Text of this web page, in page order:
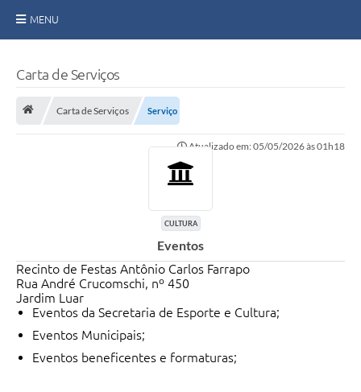
MENU
Formulários
Carta de Serviços
Transparência
Carta de Serviços
Carta de Serviços Serviço
Atualizado em: 05/05/2026 às 01h18
CULTURA
Eventos
Recinto de Festas Antônio Carlos Farrapo
Rua André Crucomschi, nº 450
Jardim Luar
Eventos da Secretaria de Esporte e Cultura;
Eventos Municipais;
Eventos beneficentes e formaturas;